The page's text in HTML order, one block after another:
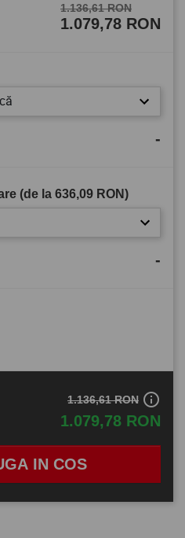
1.136,61 RON
1.079,78 RON
-
(de la 636,09 RON)
-
IN COS
1.079,78 RON
1.136,61 RON info_outline